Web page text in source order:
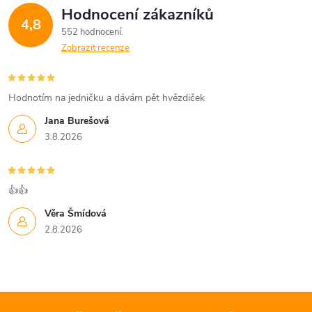
4,8 Hodnocení zákazníků
552 hodnocení
Zobrazit recenze
Jana Burešová
3.8.2026
Hodnotím na jedničku a dávám pět hvězdiček
Věra Šmídová
2.8.2026
👍👍